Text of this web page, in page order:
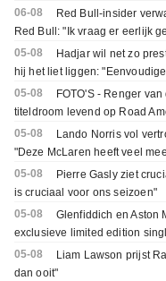
06-08
Red Bull-insider
Red Bull: "Ik vraag er eerlijk
05-08
Hadjar wil net zo
hij het liet liggen:
05-08
FOTO'S - Renger
titeldroom levend op Road
05-08
Lando Norris vol
"Deze McLaren heeft veel
05-08
Pierre Gasly ziet
is cruciaal voor ons seizoen"
05-08
Glenfiddich en Aston
exclusieve limited edition
05-08
Liam Lawson prijst
dan ooit"